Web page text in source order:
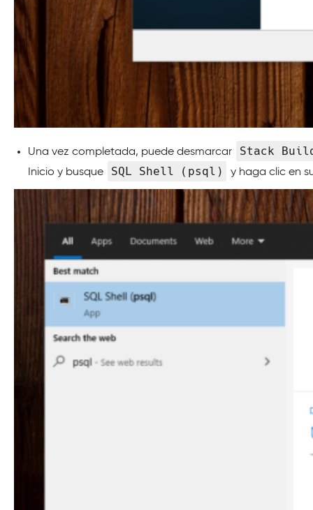
Una vez completada, puede desmarcar Stack
Inicio y busque SQL Shell (psql) y haga clic en